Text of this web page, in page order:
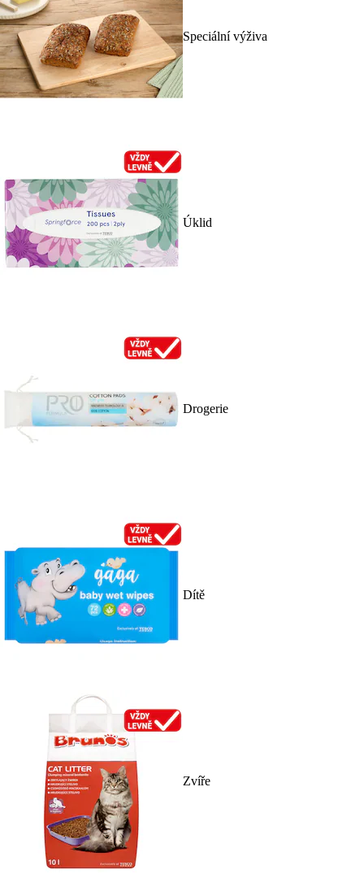
Speciální výživa
Úklid
Drogerie
Dítě
Zvíře